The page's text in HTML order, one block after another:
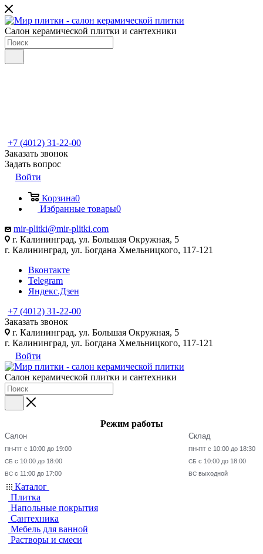
Салон керамической плитки и сантехники
+7 (4012) 31-22-00
Заказать звонок
Задать вопрос
Войти
Корзина0
Избранные товары0
mir-plitki@mir-plitki.com
г. Калининград, ул. Большая Окружная, 5
г. Калининград, ул. Богдана Хмельницкого, 117-121
Вконтакте
Telegram
Яндекс.Дзен
+7 (4012) 31-22-00
Заказать звонок
г. Калининград, ул. Большая Окружная, 5
г. Калининград, ул. Богдана Хмельницкого, 117-121
Войти
Салон керамической плитки и сантехники
Режим работы
Салон
ПН-ПТ с 10:00 до 19:00
СБ с 10:00 до 18:00
ВС с 11:00 до 17:00
Склад
ПН-ПТ с 10:00 до 18:30
СБ с 10:00 до 18:00
ВС выходной
Каталог
Плитка
Напольные покрытия
Сантехника
Мебель для ванной
Растворы и смеси